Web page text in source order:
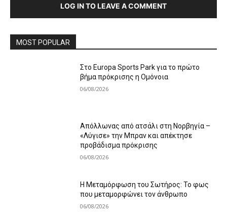
LOG IN TO LEAVE A COMMENT
MOST POPULAR
Στο Europa Sports Park για το πρώτο
βήμα πρόκρισης η Ομόνοια
06/08/2026
Απόλλωνας από ατσάλι στη Νορβηγία –
«Λύγισε» την Μπραν και απέκτησε
προβάδισμα πρόκρισης
06/08/2026
Η Μεταμόρφωση του Σωτήρος: Το φως
που μεταμορφώνει τον άνθρωπο
06/08/2026